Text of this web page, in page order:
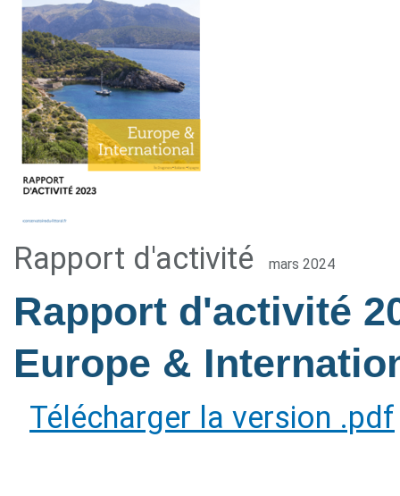
Rapport d'activité mars 2024
Rapport d'activité
Europe &
Télécharger la version .pdf